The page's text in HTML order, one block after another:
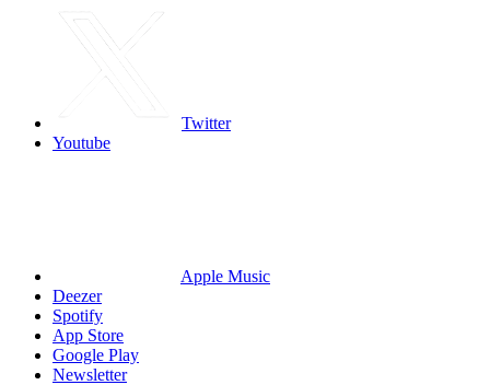
Twitter
Youtube
Apple Music
Deezer
Spotify
App Store
Google Play
Newsletter